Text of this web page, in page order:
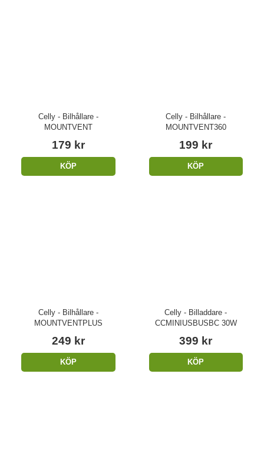
Celly - Bilhållare -
MOUNTVENT
179 kr
KÖP
Celly - Bilhållare -
MOUNTVENT360
199 kr
KÖP
Celly - Bilhållare -
MOUNTVENTPLUS
249 kr
KÖP
Celly - Billaddare -
CCMINIUSBUSBC 30W
399 kr
KÖP